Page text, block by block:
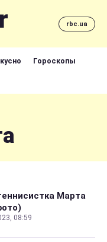
rbc.ua
Гороскопы
Марта
08:59